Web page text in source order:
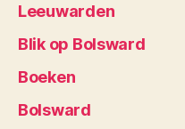
Leeuwarden
Blik op Bolsward
Boeken
Bolsward